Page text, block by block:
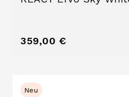
359,00 €
Neu